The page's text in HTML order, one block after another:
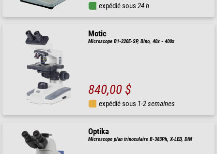
expédié sous24 h
Motic
Microscope B1-220E-SP, Bino, 40x - 400x
840,00 $
expédié sous 1-2 semaines
Optika
Microscope plan trinoculaire B-383Ph, X-LED, DIN